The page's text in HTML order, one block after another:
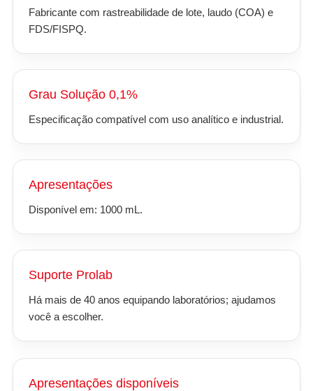
Fabricante com rastreabilidade de lote, laudo (COA) e
FDS/FISPQ.
Grau Solução 0,1%
Especificação compatível com uso analítico e industrial.
Apresentações
Disponível em: 1000 mL.
Suporte Prolab
Há mais de 40 anos equipando laboratórios; ajudamos
você a escolher.
Apresentações disponíveis